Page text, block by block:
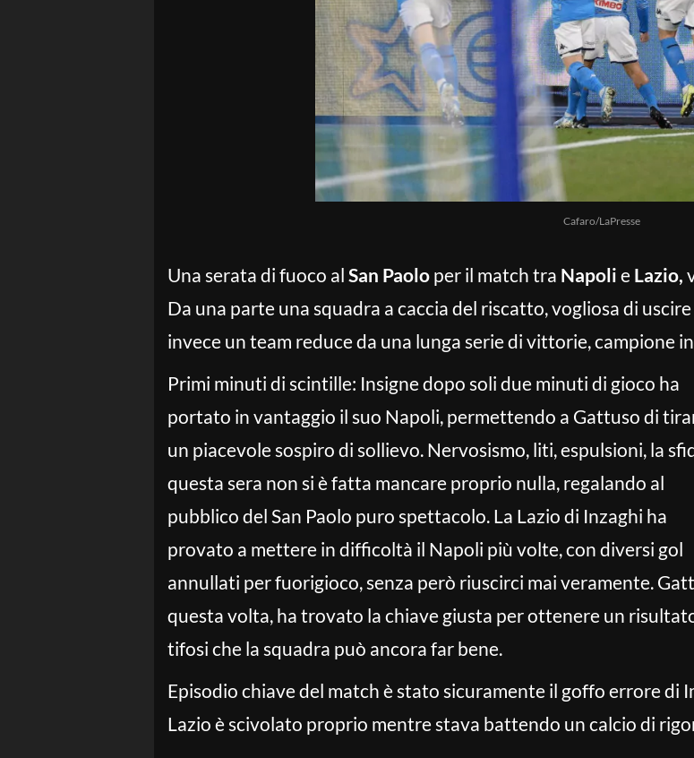
Cafaro/LaPresse
Una serata di fuoco al San Paolo per il match tra Napoli e Lazio,
Da una parte una squadra a caccia del riscatto, vogliosa di
invece un team reduce da una lunga serie di vittorie, campione
Primi minuti di scintille: Insigne dopo soli due minuti di gioco ha
portato in vantaggio il suo Napoli, permettendo a Gattuso di
un piacevole sospiro di sollievo. Nervosismo, liti, espulsioni, la
questa sera non si è fatta mancare proprio nulla, regalando al
pubblico del San Paolo puro spettacolo. La Lazio di Inzaghi ha
provato a mettere in difficoltà il Napoli più volte, con diversi gol
annullati per fuorigioco, senza però riuscirci mai veramente.
questa volta, ha trovato la chiave giusta per ottenere un
tifosi che la squadra può ancora far bene.
Episodio chiave del match è stato sicuramente il goffo errore di
Lazio è scivolato proprio mentre stava battendo un calcio di